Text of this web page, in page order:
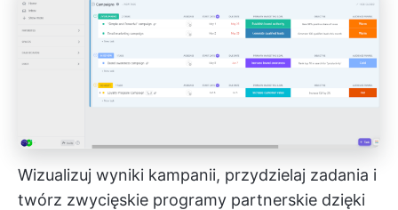
Wizualizuj wyniki kampanii, przydzielaj zadania i
twórz zwycięskie programy partnerskie dzięki